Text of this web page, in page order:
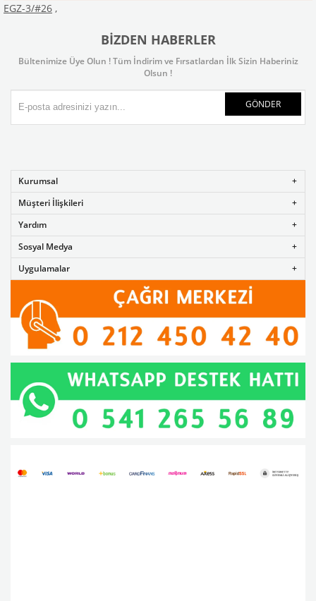
EGZ-3/#26 ,
BIZDEN HABERLER
Bültenimize Üye Olun ! Tüm İndirim ve Fırsatlardan İlk Sizin Haberiniz
Olsun !
GÖNDER
Kurumsal
Müşteri İlişkileri
Yardım
Sosyal Medya
Uygulamalar